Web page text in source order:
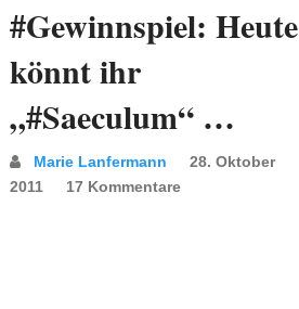
#Gewinnspiel: Heute
könnt ihr
„#Saeculum“ …
Marie Lanfermann
28. Oktober
2011
17 Kommentare